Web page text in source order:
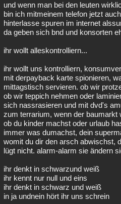
und wenn man bei den leuten
bin ich mitmeinem telefon jetzt
hinterlasse spuren im internet
da geben sich bnd und konsorten
ihr wollt alleskontrolliern...
ihr wollt uns kontrolliern,
mit derpayback karte spionieren,
mittagstisch servieren. ob wir
ob wir teppich nehmen oder
sich nassrasieren und mit dvd's
zum terrarium, wenn der baumarkt
ob du kinder machst oder urlaub
immer was dumachst, dein
womit du dir den arsch abwischst,
lügt nicht. alarm-alarm sie ändern
ihr denkt in schwarzund weiß
ihr kennt nur null und eins
ihr denkt in schwarz und weiß
in ja undnein hört ihr uns schrein